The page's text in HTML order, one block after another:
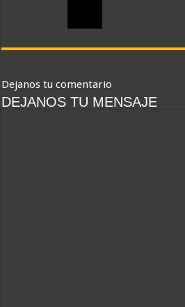
Dejanos tu comentario
DEJANOS TU MENSAJE